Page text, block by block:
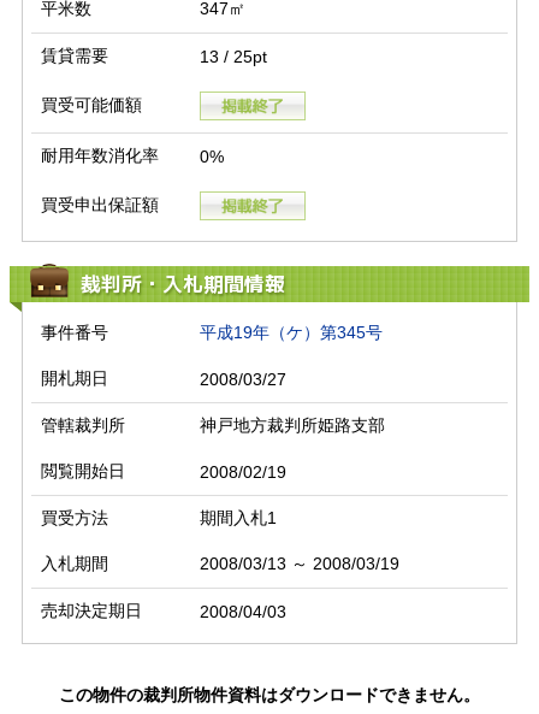
平米数 347㎡
賃貸需要 13 / 25pt
買受可能価額
耐用年数消化率 0%
買受申出保証額
裁判所・入札期間情報
事件番号 平成19年（ケ）第345号
開札期日 2008/03/27
管轄裁判所 神戸地方裁判所姫路支部
閲覧開始日 2008/02/19
買受方法 期間入札1
入札期間 2008/03/13 ～ 2008/03/19
売却決定期日 2008/04/03
この物件の裁判所物件資料はダウンロードできません。